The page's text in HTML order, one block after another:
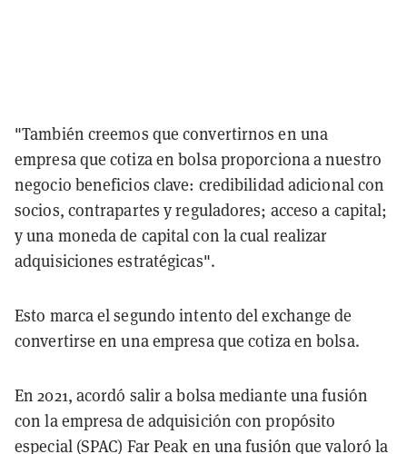
"También creemos que convertirnos en una
empresa que cotiza en bolsa proporciona a nuestro
negocio beneficios clave: credibilidad adicional con
socios, contrapartes y reguladores; acceso a capital;
y una moneda de capital con la cual realizar
adquisiciones estratégicas".
Esto marca el segundo intento del exchange de
convertirse en una empresa que cotiza en bolsa.
En 2021, acordó salir a bolsa mediante una fusión
con la empresa de adquisición con propósito
especial (SPAC) Far Peak en una fusión que valoró la